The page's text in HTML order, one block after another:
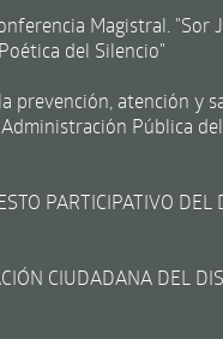
Magistral. "Sor
del Silencio"
prevención, atención y
Pública
PARTICIPATIVO DEL
CIUDADANA DEL